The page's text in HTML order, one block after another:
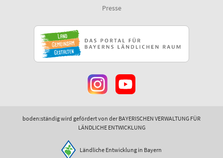
Presse
boden:ständig wird gefördert von der BAYERISCHEN VERWALTUNG FÜR
LÄNDLICHE ENTWICKLUNG
Ländliche Entwicklung in Bayern